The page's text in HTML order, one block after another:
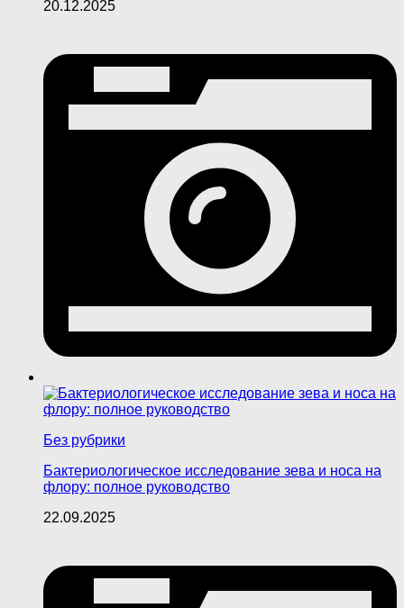
20.12.2025
Без рубрики
Бактериологическое исследование зева и носа на
флору: полное руководство
22.09.2025